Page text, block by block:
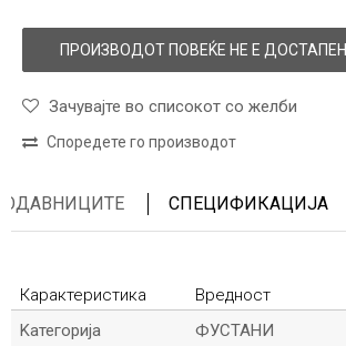
ПРОИЗВОДОТ ПОВЕЌЕ НЕ Е ДОСТАПЕН
Зачувајте во списокот со желби
Споредете го производот
СПЕЦИФИКАЦИЈА
Карактеристика
Вредност
Kатегорија
ФУСТАНИ